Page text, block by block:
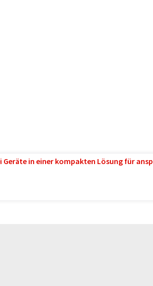
Geräte in einer kompakten Lösung für